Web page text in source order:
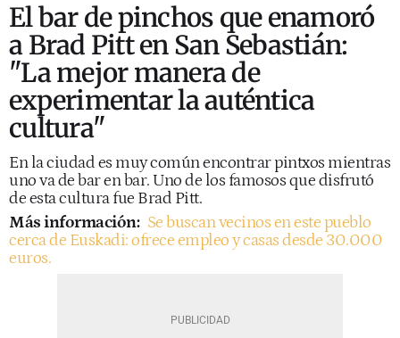
El bar de pinchos que enamoró
a Brad Pitt en San Sebastián:
"La mejor manera de
experimentar la auténtica
cultura"
En la ciudad es muy común encontrar pintxos mientras
uno va de bar en bar. Uno de los famosos que disfrutó
de esta cultura fue Brad Pitt.
Más información: Se buscan vecinos en este pueblo
cerca de Euskadi: ofrece empleo y casas desde 30.000
euros.